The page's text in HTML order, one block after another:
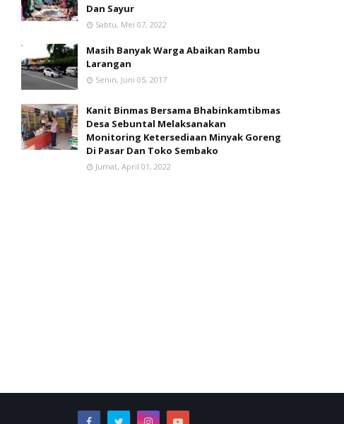
Dan Sayur
Sabtu, Mei 07, 2022
Masih Banyak Warga Abaikan Rambu
Larangan
Senin, Juni 05, 2017
Kanit Binmas Bersama Bhabinkamtibmas
Desa Sebuntal Melaksanakan
Monitoring Ketersediaan Minyak Goreng
Di Pasar Dan Toko Sembako
Jumat, April 01, 2022